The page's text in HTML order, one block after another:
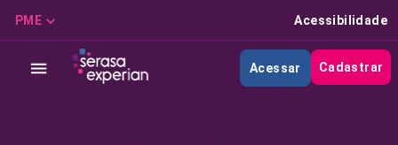
PME Acessibilidade
Acessar Cadastrar